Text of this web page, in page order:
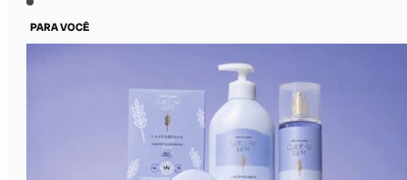
PARA VOCÊ